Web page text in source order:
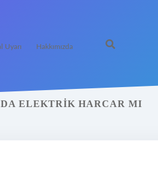
Uyarı Hakkımızda
ELEKTRIK HARCAR MI